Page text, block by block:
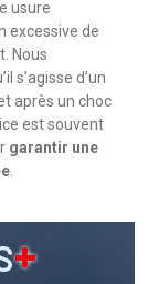
usure
excessive de
Nous
s’agisse d’un
après un choc
est souvent
garantir une
.
+